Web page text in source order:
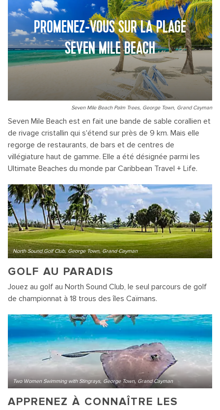
PROMENEZ-VOUS SUR LA PLAGE
SEVEN MILE BEACH
Seven Mile Beach Palm Trees, George Town, Grand Cayman
Seven Mile Beach est en fait une bande de sable corallien et
de rivage cristallin qui s'étend sur près de 9 km. Mais elle
regorge de restaurants, de bars et de centres de
villégiature haut de gamme. Elle a été désignée parmi les
Ultimate Beaches du monde par Caribbean Travel + Life.
North Sound Golf Club, George Town, Grand Cayman
GOLF AU PARADIS
Jouez au golf au North Sound Club, le seul parcours de golf
de championnat à 18 trous des îles Caïmans.
Two Women Swimming with Stingrays, George Town, Grand Cayman
APPRENEZ À CONNAÎTRE LES